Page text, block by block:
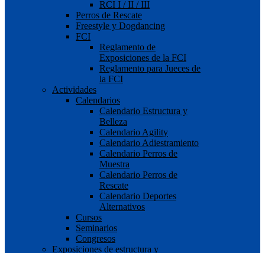
RCI I / II / III
Perros de Rescate
Freestyle y Dogdancing
FCI
Reglamento de
Exposiciones de la FCI
Reglamento para Jueces de
la FCI
Actividades
Calendarios
Calendario Estructura y
Belleza
Calendario Agility
Calendario Adiestramiento
Calendario Perros de
Muestra
Calendario Perros de
Rescate
Calendario Deportes
Alternativos
Cursos
Seminarios
Congresos
Exposiciones de estructura y